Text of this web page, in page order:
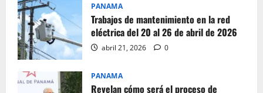
PANAMA
Trabajos de mantenimiento en la red
eléctrica del 20 al 26 de abril de 2026
abril 21, 2026 0
PANAMA
Revelan cómo será el proceso de